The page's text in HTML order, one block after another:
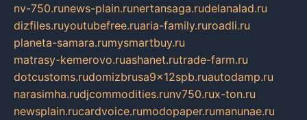
nv-750.runews-plain.runertansaga.rudelanalad.ru
dizfiles.ruyoutubefree.ruaria-family.ruroadli.ru
planeta-samara.rumysmartbuy.ru
matrasy-kemerovo.ruashanet.rutrade-farm.ru
dotcustoms.rudomizbrusa9x12spb.ruautodamp.ru
narasimha.rudjcommodities.runv750.rux-ton.ru
newsplain.rucardvoice.rumodopaper.rumanunae.ru